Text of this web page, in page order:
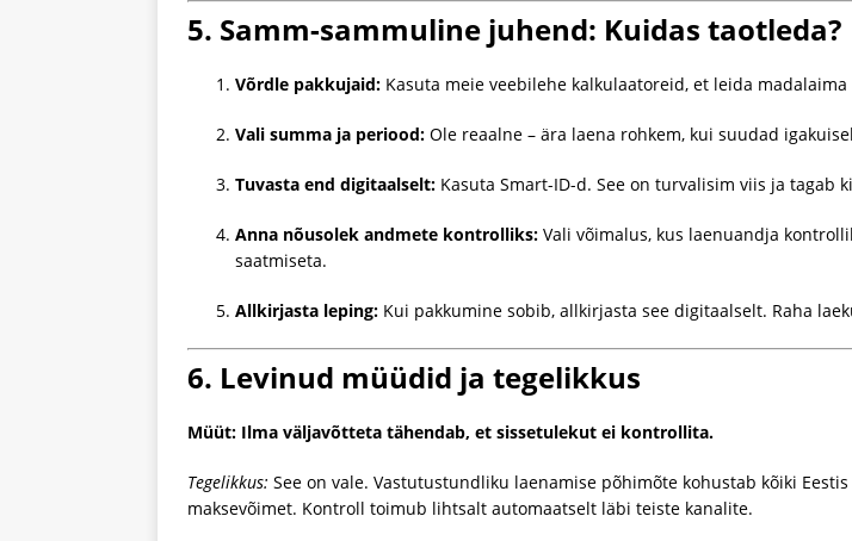
5. Samm-sammuline juhend: Kuidas taotleda?
Võrdle pakkujaid: Kasuta meie veebilehe kalkulaatoreid, et leida madalaima
Vali summa ja periood: Ole reaalne – ära laena rohkem, kui suudad
Tuvasta end digitaalselt: Kasuta Smart-ID-d. See on turvalisim viis ja tagab
Anna nõusolek andmete kontrolliks: Vali võimalus, kus laenuandja
saatmiseta.
Allkirjasta leping: Kui pakkumine sobib, allkirjasta see digitaalselt. Raha
6. Levinud müüdid ja tegelikkus
Müüt: Ilma väljavõtteta tähendab, et sissetulekut ei kontrollita.
Tegelikkus: See on vale. Vastutustundliku laenamise põhimõte kohustab kõiki
maksevõimet. Kontroll toimub lihtsalt automaatselt läbi teiste kanalite.